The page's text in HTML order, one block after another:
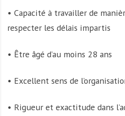
• Capacité à travailler de
respecter les délais impartis
• Être âgé d’au moins 28 ans
• Excellent sens de
• Rigueur et exactitude dans